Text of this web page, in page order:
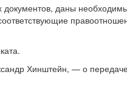
документов, даны
Хинштейн, — о